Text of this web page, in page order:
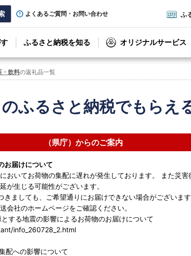
よくあるご質問・お問い合わせ ふ
ふるさと納税を知る オリジナルサービス
・飲料の返礼品一覧
ふるさと納税でもらえ
（県庁）からのご案内
お届けについて
おいてお荷物の集配に遅れが発生しております。 また災
が生じる可能性がございます。
ましても、ご希望通りにお届けできない場合がございます
会社のホームページをご確認ください。
する地震の影響によるお荷物のお届けについて
info_260728_2.html
配への影響について